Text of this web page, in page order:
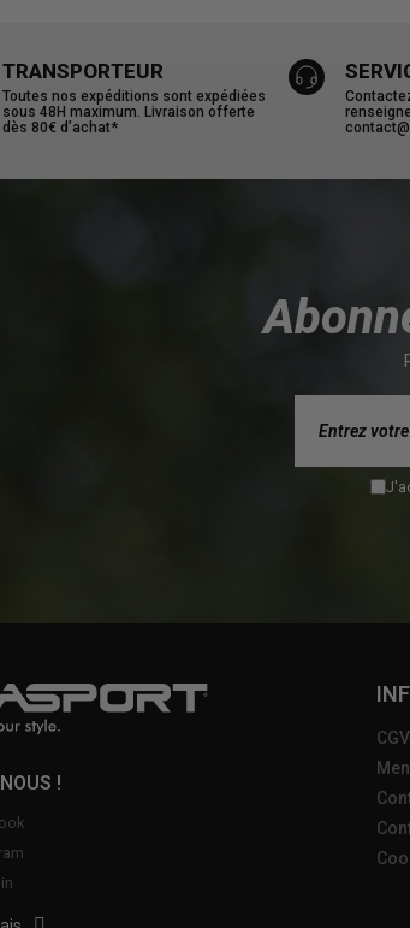
TRANSPORTEUR
Toutes nos expéditions sont expédiées
sous 48H maximum. Livraison offerte
dès 80€ d’achat*
!
CGV